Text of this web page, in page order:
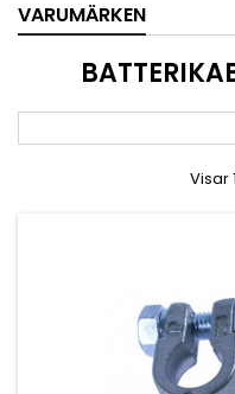
VARUMÄRKEN
Visar